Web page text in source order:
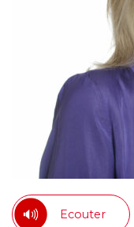
Ecouter